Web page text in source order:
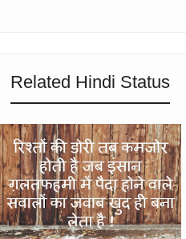
Related Hindi Status